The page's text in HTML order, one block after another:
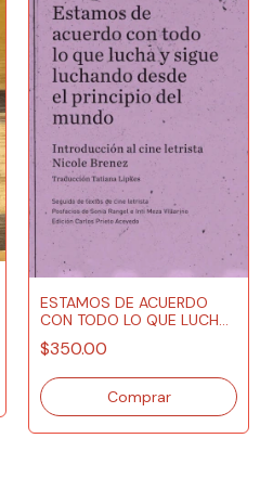
ESTAMOS DE ACUERDO
CON TODO LO QUE LUCHA
Y SIGUE...
$350.00